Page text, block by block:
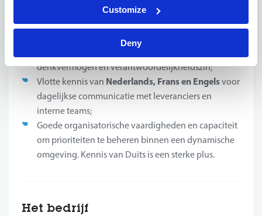
Customize
Deny
Commercieel inzicht gecombineerd met een sterk
analytisch vermogen om snel opportuniteiten en
denkvermogen en verantwoordelijkheidszin;
Vlotte kennis van Nederlands, Frans en Engelsvoor
dagelijkse communicatie met leveranciers en
interne teams;
Goede organisatorische vaardigheden en capaciteit
om prioriteiten te beheren binnen een dynamische
omgeving. Kennis van Duits is een sterke plus.
Het bedrijf